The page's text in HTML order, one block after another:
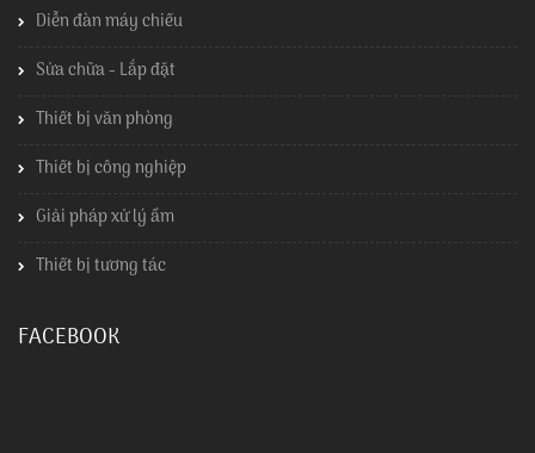
Diễn đàn máy chiếu
Sửa chữa - Lắp đặt
Thiết bị văn phòng
Thiết bị công nghiệp
Giải pháp xử lý ẩm
Thiết bị tương tác
FACEBOOK